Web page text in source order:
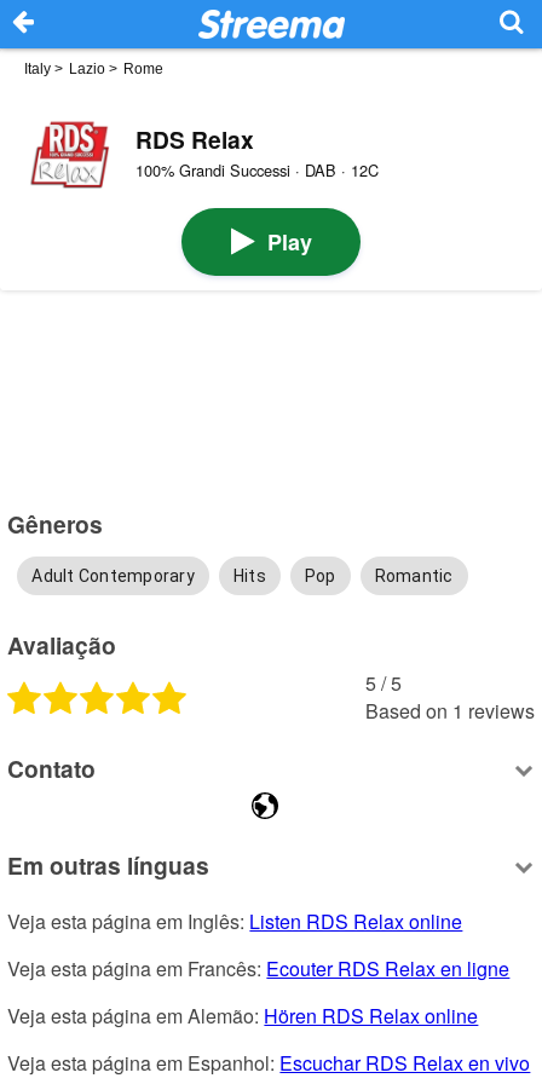
Italy > Lazio > Rome
RDS Relax
100% Grandi Successi · DAB · 12C
Play
Gêneros
Adult Contemporary Hits Pop Romantic
Avaliação
5 /5
Based on 1 reviews
Contato
Em outras línguas
Veja esta página em Inglês: Listen RDS Relax online
Veja esta página em Francês: Ecouter RDS Relax en ligne
Veja esta página em Alemão: Hören RDS Relax online
Veja esta página em Espanhol: Escuchar RDS Relax en vivo